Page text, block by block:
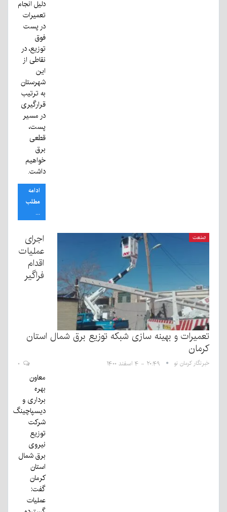
دلیل انجام
تعمیرات
در پست
فوق
توزیع، در
نقاطی از
این
شهرستان
به ترتیب
قرارگیری
در مسیر
پست،
قطعی
برق
خواهیم
داشت.
ادامه
مطلب
...
صنعت
اجرای
عملیات
اقدام
فراگیر
تعمیرات و بهینه سازی شبکه توزیع برق شمال استان
کرمان
خبرنگار کرمان نو ۲۰:۴۹ - ۴ اسفند ۱۴۰۰
معاون
بهره
برداری و
دیسپاچینگ
شرکت
توزیع
نیروی
برق شمال
استان
کرمان
گفت:
عملیات